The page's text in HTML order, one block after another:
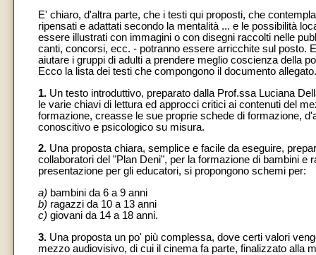
E' chiaro, d'altra parte, che i testi qui proposti, che
ripensati e adattati secondo la mentalità ... e le possibilità
essere illustrati con immagini o con disegni raccolti nelle
canti, concorsi, ecc. - potranno essere arricchite sul posto.
aiutare i gruppi di adulti a prendere meglio coscienza della
Ecco la lista dei testi che compongono il documento allegato.
1. Un testo introduttivo, preparato dalla Prof.ssa Luciana
le varie chiavi di lettura ed approcci critici ai contenuti del
formazione, creasse le sue proprie schede di formazione,
conoscitivo e psicologico su misura.
2. Una proposta chiara, semplice e facile da eseguire,
collaboratori del "Plan Deni", per la formazione di bambini
presentazione per gli educatori, si propongono schemi per:
a) bambini da 6 a 9 anni
b) ragazzi da 10 a 13 anni
c) giovani da 14 a 18 anni.
3. Una proposta un po' più complessa, dove certi valori
mezzo audiovisivo, di cui il cinema fa parte, finalizzato alla